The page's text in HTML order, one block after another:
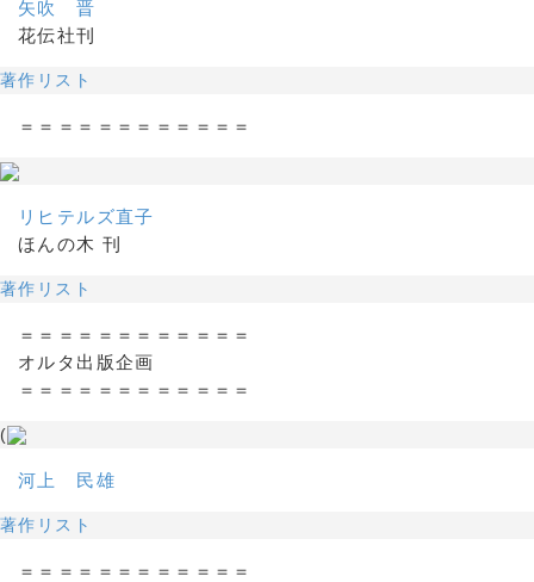
矢吹 晋
花伝社刊
著作リスト
＝＝＝＝＝＝＝＝＝＝＝＝
リヒテルズ直子
ほんの木 刊
著作リスト
＝＝＝＝＝＝＝＝＝＝＝＝
オルタ出版企画
＝＝＝＝＝＝＝＝＝＝＝＝
(
河上 民雄
著作リスト
＝＝＝＝＝＝＝＝＝＝＝＝